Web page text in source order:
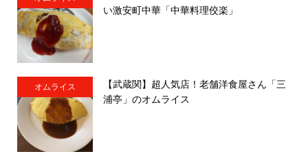
い激安町中華「中華料理佼楽」
オムライス
【武蔵関】超人気店！老舗洋食屋さん「三
浦亭」のオムライス